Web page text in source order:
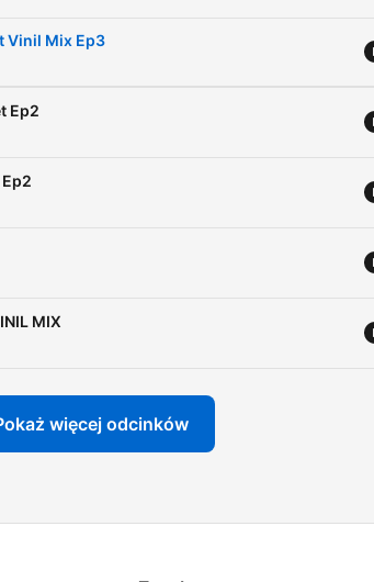
Vinil Mix Ep3
Ep2
MIX
więcej odcinków